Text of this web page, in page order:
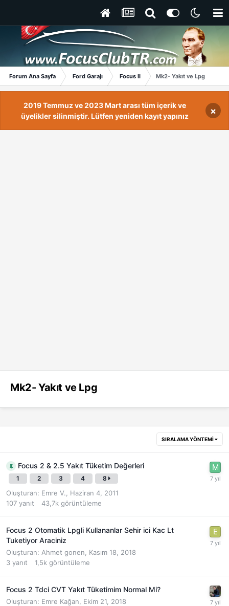
Forum Ana Sayfa Ford Garajı Focus II Mk2- Yakıt ve Lpg
2019 Temmuz ve 2023 Mart arası tüm içerik ve
üyelikler silinmiştir. Lütfen yeniden kayıt yapınız
×
Mk2- Yakıt ve Lpg
SIRALAMA YÖNTEMI
Focus 2 & 2.5 Yakıt Tüketim Değerleri
1 2 3 4 8
Oluşturan: Emre V.
Haziran 4, 2011
107 yanıt 43,7k görüntüleme
Focus 2 Otomatik Lpgli Kullananlar Sehir ici Kac Lt
Tuketiyor Araciniz
Oluşturan: Ahmet gonen
Kasım 18, 2018
3 yanıt 1,5k görüntüleme
Focus 2 Tdci CVT Yakıt Tüketimim Normal Mi?
Oluşturan: Emre Kağan
Ekim 21, 2018